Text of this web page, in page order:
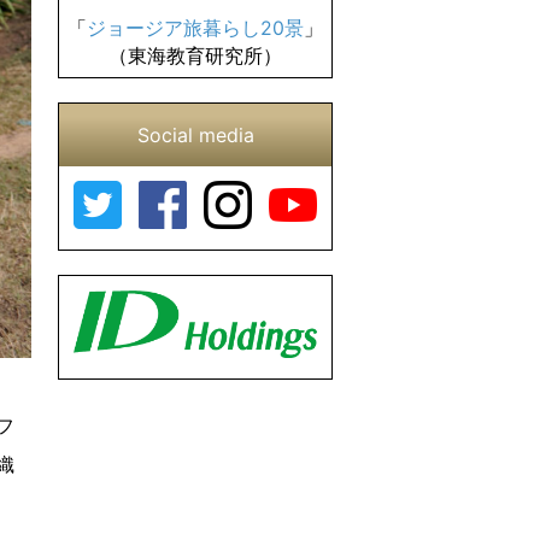
「 ジョージア旅暮らし20景 」
（東海教育研究所）
Social media